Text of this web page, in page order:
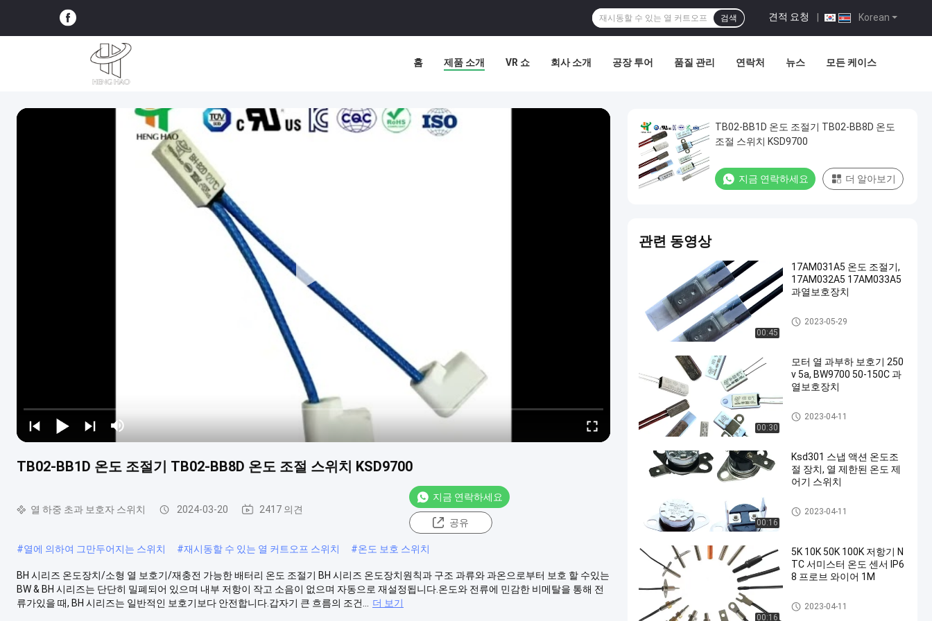
Korean
견적 요청
검색
홈 제품 소개 VR 쇼 회사 소개 공장 투어 품질 관리 연락처 뉴스 모든 케이스
TB02-BB1D 온도 조절기 TB02-BB8D 온도 조절 스위치 KSD9700
열 하중 초과 보호자 스위치 2024-03-20 2417 의견
지금 연락하세요
공유
#열에 의하여 그만두어지는 스위치 #재시동할 수 있는 열 커트오프 스위치 #온도 보호 스위치
BH 시리즈 온도장치/소형 열 보호기/재충전 가능한 배터리 온도 조절기 BH 시리즈 온도장치원칙과 구조 과류와 과온으로부터 보호 할 수있는
BW & BH 시리즈는 단단히 밀폐되어 있으며 내부 저항이 작고 소음이 없으며 자동으로 재설정됩니다.온도와 전류에 민감한 비메탈을 통해 전
류가있을 때, BH 시리즈는 일반적인 보호기보다 안전합니다.갑자기 큰 흐름의 조건...
더 보기
TB02-BB1D 온도 조절기 TB02-BB8D 온도
조절 스위치 KSD9700
지금 연락하세요 더 알아보기
관련 동영상
00:45
17AM031A5 온도 조절기,
17AM032A5 17AM033A5
과열보호장치
17AM 열 보호자
2023-05-29
00:30
모터 열 과부하 보호기 250
v 5a, BW9700 50-150C 과
열보호장치
KSD301 바이메탈 보온장치
2023-04-11
00:16
Ksd301 스냅 액션 온도조
절 장치, 열 제한된 온도 제
어기 스위치
KSD301 바이메탈 보온장치
2023-04-11
00:16
5K 10K 50K 100K 저항기 N
TC 서미스터 온도 센서 IP6
8 프로브 와이어 1M
NTC 서미스터 온도 감지기
2023-04-11